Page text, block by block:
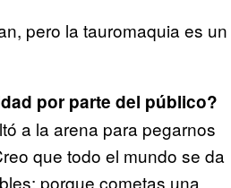
pero la tauromaquia es un
por parte del público?
a la arena para pegarnos
que todo el mundo se da
porque cometas una